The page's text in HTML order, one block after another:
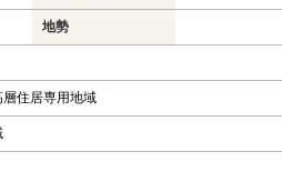
地勢
住居専用地域